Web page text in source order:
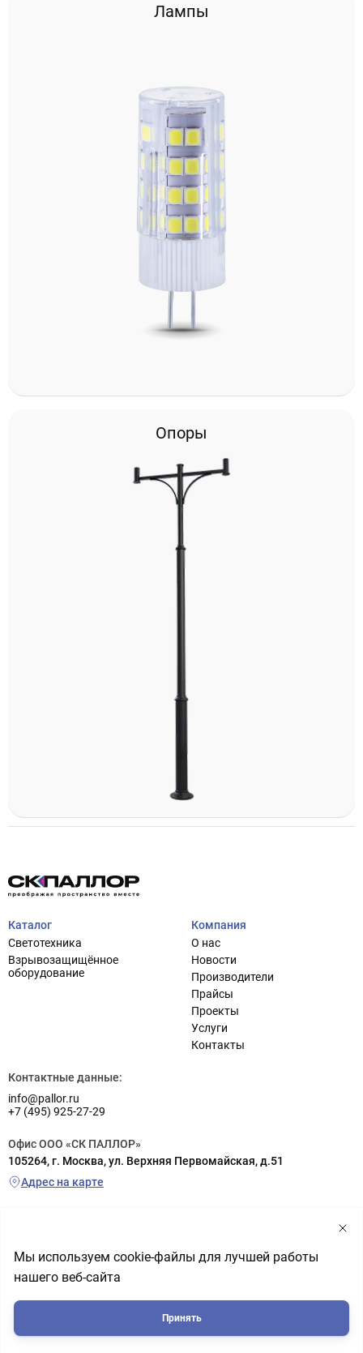
Лампы
Опоры
Каталог
Светотехника
Взрывозащищённое
оборудование
Компания
О нас
Новости
Производители
Прайсы
Проекты
Услуги
Контакты
Контактные данные:
info@pallor.ru
+7 (495) 925-27-29
Офис ООО «СК ПАЛЛОР»
105264, г. Москва, ул. Верхняя Первомайская, д.51
Адрес на карте
г. Реутов (заезд с шоссе Энтузиастов), ул. Транспортная, д.6а
Адрес на карте
Политика обработки персональных данных
Пользовательское соглашение
Мы используем cookie-файлы для лучшей работы
нашего веб-сайта
Принять